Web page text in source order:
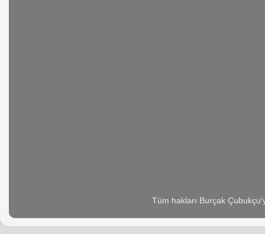
Tüm hakları Burçak